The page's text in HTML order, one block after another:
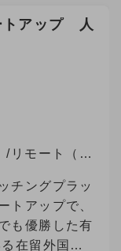
ョンに、 製
で革新を起こ
業である
用製品に特化
、 製造業界
品を選び、効
しています。
というキャッ
む方々に対し
いう認知拡大
トアップ 人
/リモート（在
チングプラッ
トアップで、
も優勝した有